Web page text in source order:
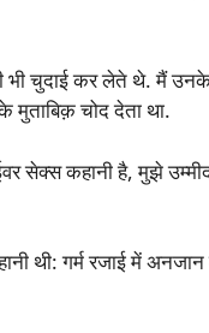
चुदाई कर लेते थे. मैं उनके
मुताबिक़ चोद देता था.
सेक्स कहानी है, मुझे
थी: गर्म रजाई में